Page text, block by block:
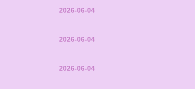
2026-06-04
2026-06-04
2026-06-04